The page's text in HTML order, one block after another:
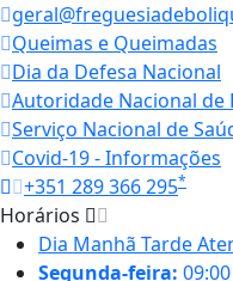
Queimas e Queimadas
Dia da Defesa Nacional
Autoridade Nacional de
Serviço Nacional de
Covid-19 - Informações
+351 289 366 295*
Horários
Dia Manhã Tarde
Segunda-feira: 09:00